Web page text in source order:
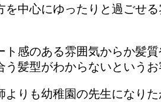
を中心にゆったりと過ごせ
ト感のある雰囲気からか髪
う髪型がわからないという
よりも幼稚園の先生になり